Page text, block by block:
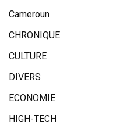
Cameroun
CHRONIQUE
CULTURE
DIVERS
ECONOMIE
HIGH-TECH